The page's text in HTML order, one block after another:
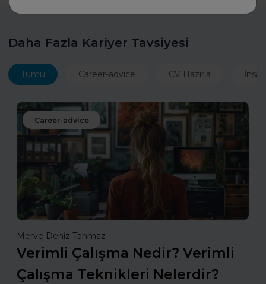
Daha Fazla Kariyer Tavsiyesi
Tümü Career-advice CV Hazırla
Career-advice
Merve Deniz Tahmaz
Verimli Çalışma Nedir? Verimli
Çalışma Teknikleri Nelerdir?